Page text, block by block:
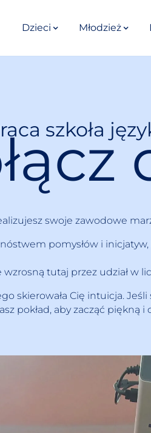
Dzieci Młodzież
szkoła
swoje zawodowe
pomysłów i
tutaj przez udział w
skierowała Cię intuicja.
pokład, aby zacząć piękną i